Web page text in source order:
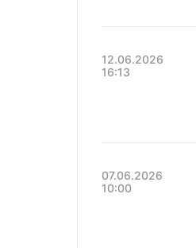
12.06.2026
16:13
07.06.2026
10:00